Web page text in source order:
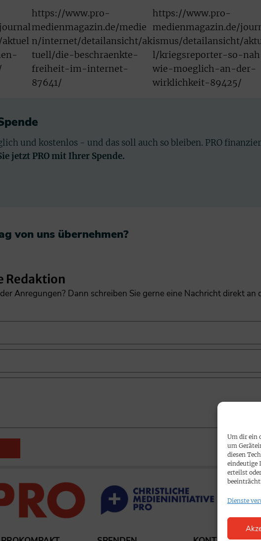
Um dir ein
um
diesen
eindeutige
erteilst
Dienste
https://www.pro-
medienmagazin.de/medie
n/internet/detailansicht/ak
tuell/die-beschraenkte-
freiheit-im-internet-
87641/
https://www.pro-
medienmagazin.de/
ismus/detailansicht/
l/kriegsreporter-so-
wie-moeglich-an-der-
wirklichkeit-89425/
und kostenlos - und das soll auch so bleiben. PRO
jetzt PRO mit Ihrer Spende.
von uns übernehmen?​
Redaktion
Anregungen? Dann schreiben Sie gerne eine Nachricht direkt an